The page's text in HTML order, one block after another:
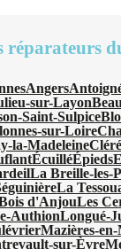
réparateurs
Angers
sur-Layon
Saint-Sulpice
sur-Loire
la-Madeleine
ÉcuilléÉpieds
La Breille-les-
La
d'AnjouLes
AuthionLongué-
Mazières-en-
sur-Èvre